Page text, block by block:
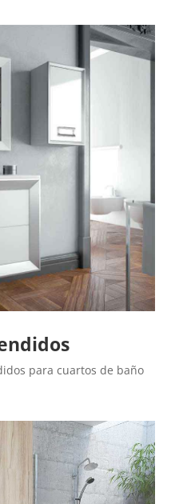
para cuartos de baño